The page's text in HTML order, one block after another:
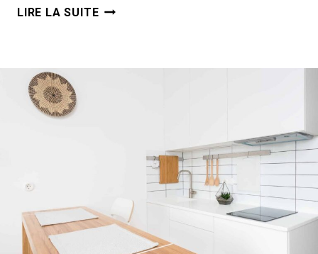
LIRE LA SUITEVIRTUAL